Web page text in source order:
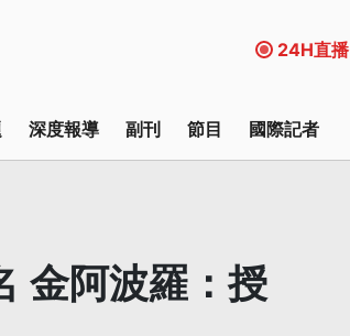
24H直播
深度報導 副刊 節目 國際記者
金阿波羅：授